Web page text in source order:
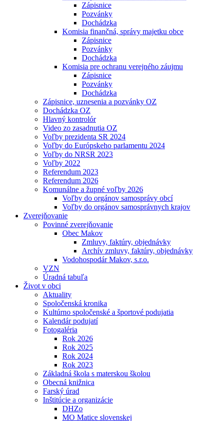
Zápisnice
Pozvánky
Dochádzka
Komisia finančná, správy majetku obce
Zápisnice
Pozvánky
Dochádzka
Komisia pre ochranu verejného záujmu
Zápisnice
Pozvánky
Dochádzka
Zápisnice, uznesenia a pozvánky OZ
Dochádzka OZ
Hlavný kontrolór
Video zo zasadnutia OZ
Voľby prezidenta SR 2024
Voľby do Európskeho parlamentu 2024
Voľby do NRSR 2023
Voľby 2022
Referendum 2023
Referendum 2026
Komunálne a župné voľby 2026
Voľby do orgánov samosprávy obcí
Voľby do orgánov samosprávnych krajov
Zverejňovanie
Povinné zverejňovanie
Obec Makov
Zmluvy, faktúry, objednávky
Archív zmluvy, faktúry, objednávky
Vodohospodár Makov, s.r.o.
VZN
Úradná tabuľa
Život v obci
Aktuality
Spoločenská kronika
Kultúrno spoločenské a športové podujatia
Kalendár podujatí
Fotogaléria
Rok 2026
Rok 2025
Rok 2024
Rok 2023
Základná škola s materskou školou
Obecná knižnica
Farský úrad
Inštitúcie a organizácie
DHZo
MO Matice slovenskej